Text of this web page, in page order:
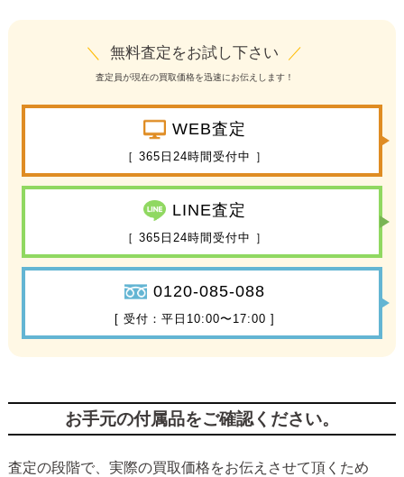
＼ 無料査定をお試し下さい ／
査定員が現在の買取価格を迅速にお伝えします！
WEB査定
［ 365日24時間受付中 ］
LINE査定
［ 365日24時間受付中 ］
0120-085-088
[ 受付：平日10:00〜17:00 ]
お手元の付属品をご確認ください。
査定の段階で、実際の買取価格をお伝えさせて頂くため